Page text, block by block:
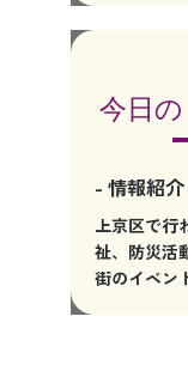
- 情報紹
上京区で行
祉、防災活
街のイベン